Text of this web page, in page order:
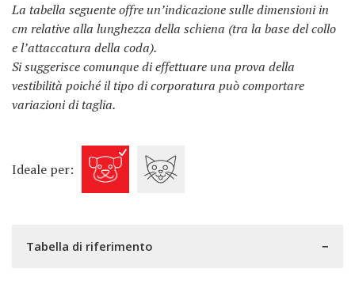
La tabella seguente offre un’indicazione sulle dimensioni in
cm relative alla lunghezza della schiena (tra la base del collo
e l’attaccatura della coda).
Si suggerisce comunque di effettuare una prova della
vestibilità poiché il tipo di corporatura può comportare
variazioni di taglia.
Ideale per:
Tabella di riferimento